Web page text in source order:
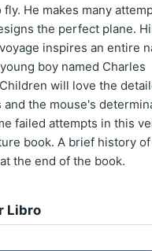
He makes many
the perfect plane.
inspires an entire
boy named Charles
will love the
the mouse's
failed attempts in this
book. A brief history
the end of the book.
Libro